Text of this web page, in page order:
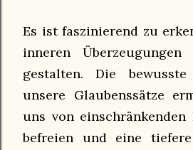
Es ist faszinierend zu
inneren
gestalten. Die
unsere Glaubenssätze
uns von einschränkenden
befreien und eine